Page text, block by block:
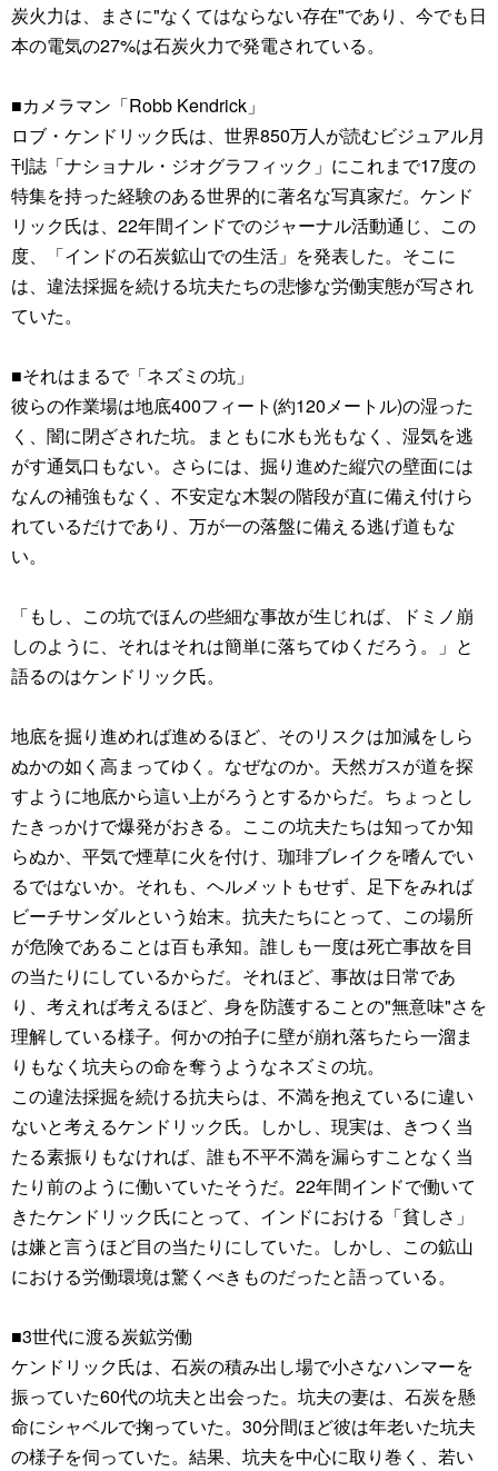
炭火力は、まさに"なくてはならない存在"であり、今でも日
本の電気の27%は石炭火力で発電されている。
■カメラマン「Robb Kendrick」
ロブ・ケンドリック氏は、世界850万人が読むビジュアル月
刊誌「ナショナル・ジオグラフィック」にこれまで17度の
特集を持った経験のある世界的に著名な写真家だ。ケンド
リック氏は、22年間インドでのジャーナル活動通じ、この
度、「インドの石炭鉱山での生活」を発表した。そこに
は、違法採掘を続ける坑夫たちの悲惨な労働実態が写され
ていた。
■それはまるで「ネズミの坑」
彼らの作業場は地底400フィート(約120メートル)の湿った
く、闇に閉ざされた坑。まともに水も光もなく、湿気を逃
がす通気口もない。さらには、掘り進めた縦穴の壁面には
なんの補強もなく、不安定な木製の階段が直に備え付けら
れているだけであり、万が一の落盤に備える逃げ道もな
い。
「もし、この坑でほんの些細な事故が生じれば、ドミノ崩
しのように、それはそれは簡単に落ちてゆくだろう。」と
語るのはケンドリック氏。
地底を掘り進めれば進めるほど、そのリスクは加減をしら
ぬかの如く高まってゆく。なぜなのか。天然ガスが道を探
すように地底から這い上がろうとするからだ。ちょっとし
たきっかけで爆発がおきる。ここの坑夫たちは知ってか知
らぬか、平気で煙草に火を付け、珈琲ブレイクを嗜んでい
るではないか。それも、ヘルメットもせず、足下をみれば
ビーチサンダルという始末。抗夫たちにとって、この場所
が危険であることは百も承知。誰しも一度は死亡事故を目
の当たりにしているからだ。それほど、事故は日常であ
り、考えれば考えるほど、身を防護することの"無意味"さを
理解している様子。何かの拍子に壁が崩れ落ちたら一溜ま
りもなく坑夫らの命を奪うようなネズミの坑。
この違法採掘を続ける抗夫らは、不満を抱えているに違い
ないと考えるケンドリック氏。しかし、現実は、きつく当
たる素振りもなければ、誰も不平不満を漏らすことなく当
たり前のように働いていたそうだ。22年間インドで働いて
きたケンドリック氏にとって、インドにおける「貧しさ」
は嫌と言うほど目の当たりにしていた。しかし、この鉱山
における労働環境は驚くべきものだったと語っている。
■3世代に渡る炭鉱労働
ケンドリック氏は、石炭の積み出し場で小さなハンマーを
振っていた60代の坑夫と出会った。坑夫の妻は、石炭を懸
命にシャベルで掬っていた。30分間ほど彼は年老いた坑夫
の様子を伺っていた。結果、坑夫を中心に取り巻く、若い